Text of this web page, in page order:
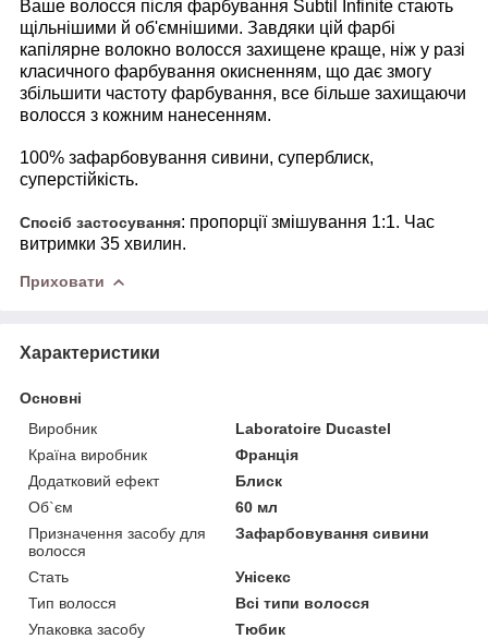
Ваше волосся після фарбування Subtil Infinite стають
щільнішими й об'ємнішими. Завдяки цій фарбі
капілярне волокно волосся захищене краще, ніж у разі
класичного фарбування окисненням, що дає змогу
збільшити частоту фарбування, все більше захищаючи
волосся з кожним нанесенням.
100% зафарбовування сивини, суперблиск,
суперстійкість.
Спосіб застосування: пропорції змішування 1:1. Час
витримки 35 хвилин.
Приховати
Характеристики
Основні
Виробник
Laboratoire Ducastel
Країна виробник
Франція
Додатковий ефект
Блиск
Об`єм
60 мл
Призначення засобу для
волосся
Зафарбовування сивини
Стать
Унісекс
Тип волосся
Всі типи волосся
Упаковка засобу
Тюбик